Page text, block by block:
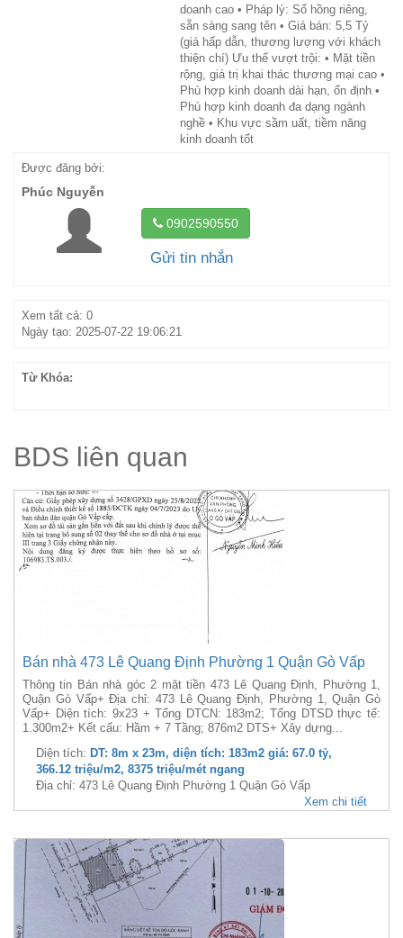
doanh cao • Pháp lý: Sổ hồng riêng,
sẵn sàng sang tên • Giá bán: 5,5 Tỷ
(giá hấp dẫn, thương lượng với khách
thiện chí) Ưu thế vượt trội: • Mặt tiền
rộng, giá trị khai thác thương mại cao •
Phù hợp kinh doanh dài hạn, ổn định •
Phù hợp kinh doanh đa dạng ngành
nghề • Khu vực sầm uất, tiềm năng
kinh doanh tốt
Được đăng bởi:
Phúc Nguyễn
0902590550
Gửi tin nhắn
Xem tất cả: 0
Ngày tạo: 2025-07-22 19:06:21
Từ Khóa:
BDS liên quan
Bán nhà 473 Lê Quang Định Phường 1 Quận Gò Vấp
Thông tin Bán nhà góc 2 mặt tiền 473 Lê Quang Định, Phường 1,
Quận Gò Vấp+ Địa chỉ: 473 Lê Quang Định, Phường 1, Quận Gò
Vấp+ Diện tích: 9x23 + Tổng DTCN: 183m2; Tổng DTSD thực tế:
1.300m2+ Kết cấu: Hầm + 7 Tầng; 876m2 DTS+ Xây dựng...
Diện tích: DT: 8m x 23m, diện tích: 183m2 giá: 67.0 tỷ,
366.12 triệu/m2, 8375 triệu/mét ngang
Địa chỉ: 473 Lê Quang Định Phường 1 Quận Gò Vấp
Xem chi tiết